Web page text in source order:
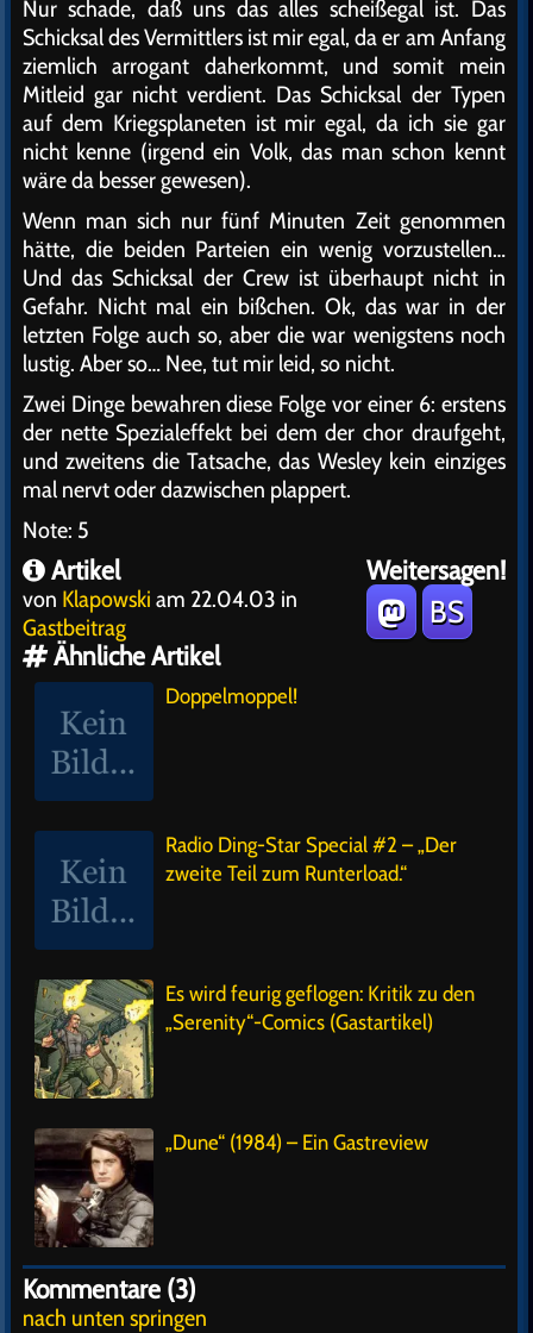
Nur schade, daß uns das alles scheißegal ist. Das
Schicksal des Vermittlers ist mir egal, da er am Anfang
ziemlich arrogant daherkommt, und somit mein
Mitleid gar nicht verdient. Das Schicksal der Typen
auf dem Kriegsplaneten ist mir egal, da ich sie gar
nicht kenne (irgend ein Volk, das man schon kennt
wäre da besser gewesen).
Wenn man sich nur fünf Minuten Zeit genommen
hätte, die beiden Parteien ein wenig vorzustellen…
Und das Schicksal der Crew ist überhaupt nicht in
Gefahr. Nicht mal ein bißchen. Ok, das war in der
letzten Folge auch so, aber die war wenigstens noch
lustig. Aber so… Nee, tut mir leid, so nicht.
Zwei Dinge bewahren diese Folge vor einer 6: erstens
der nette Spezialeffekt bei dem der chor draufgeht,
und zweitens die Tatsache, das Wesley kein einziges
mal nervt oder dazwischen plappert.
Note: 5
Weitersagen!
BS
Artikel
von Klapowski am 22.04.03 in
Gastbeitrag
Ähnliche Artikel
Doppelmoppel!
Radio Ding-Star Special #2 – „Der
zweite Teil zum Runterload.“
Es wird feurig geflogen: Kritik zu den
„Serenity“-Comics (Gastartikel)
„Dune“ (1984) – Ein Gastreview
Kommentare (3)
nach unten springen